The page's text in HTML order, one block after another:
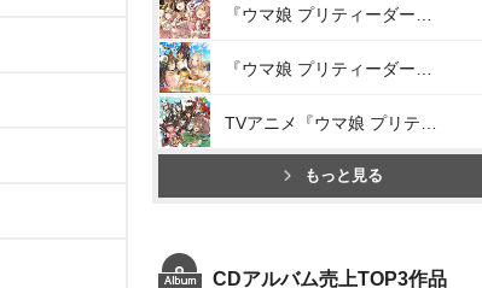
もっと見る
CDアルバム売上TOP3作品